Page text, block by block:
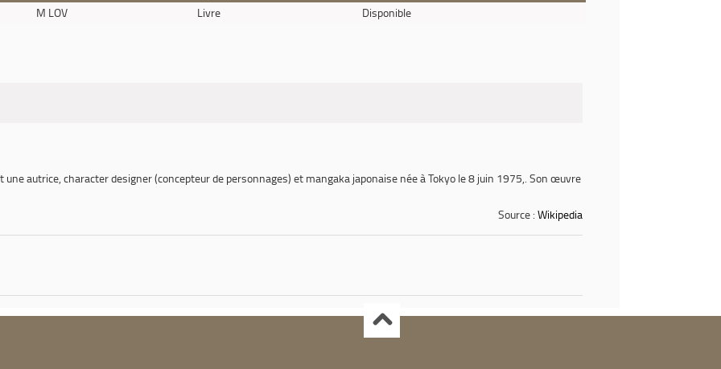
M LOV Livre Disponible
autrice, character designer (concepteur de personnages) et mangaka japonaise née à Tokyo le 8 juin 1975,. Son œuvre
Source : Wikipedia